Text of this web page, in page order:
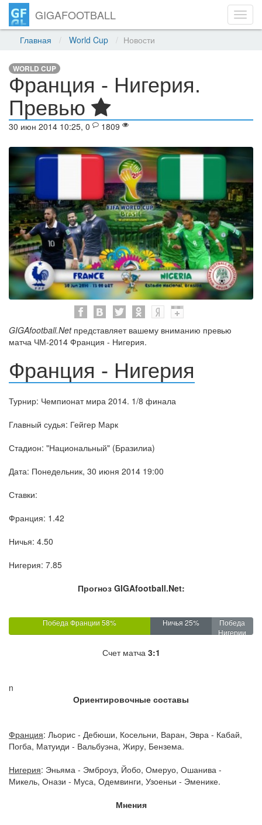
GIGAFOOTBALL
Главная World Cup Новости
WORLD CUP
Франция - Нигерия.
Превью
30 июн 2014 10:25, 0 1809
GIGAfootball.Netпредставляет вашему вниманию превью
матча ЧМ-2014 Франция - Нигерия.
Франция - Нигерия
Турнир: Чемпионат мира 2014. 1/8 финала
Главный судья: Гейгер Марк
Стадион: "Национальный" (Бразилиа)
Дата: Понедельник, 30 июня 2014 19:00
Ставки:
Франция: 1.42
Ничья: 4.50
Нигерия: 7.85
Прогноз GIGAfootball.Net:
Победа Франции 58% Ничья 25%
Победа
Нигерии
Счет матча 3:1
n
Ориентировочные составы
Франция: Льорис - Дебюши, Косельни, Варан, Эвра - Кабай,
Погба, Матуиди - Вальбуэна, Жиру, Бензема.
Нигерия: Эньяма - Эмброуз, Йобо, Омеруо, Ошанива -
Микель, Онази - Муса, Одемвинги, Узоеньи - Эменике.
Мнения